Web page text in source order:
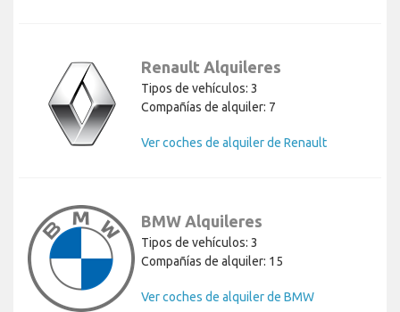
Renault Alquileres
Tipos de vehículos: 3
Compañías de alquiler: 7
Ver coches de alquiler de Renault
BMW Alquileres
Tipos de vehículos: 3
Compañías de alquiler: 15
Ver coches de alquiler de BMW